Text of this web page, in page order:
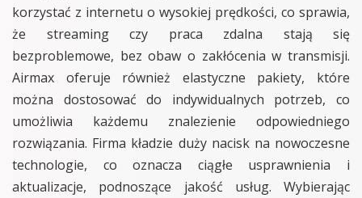
korzystać z internetu o wysokiej prędkości, co sprawia,
że streaming czy praca zdalna stają się
bezproblemowe, bez obaw o zakłócenia w transmisji.
Airmax oferuje również elastyczne pakiety, które
można dostosować do indywidualnych potrzeb, co
umożliwia każdemu znalezienie odpowiedniego
rozwiązania. Firma kładzie duży nacisk na nowoczesne
technologie, co oznacza ciągłe usprawnienia i
aktualizacje, podnoszące jakość usług. Wybierając